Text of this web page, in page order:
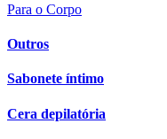
Para o Corpo
Outros
Sabonete íntimo
Cera depilatória